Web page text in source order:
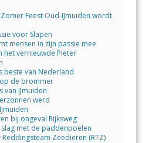
Feest Oud-IJmuiden wordt
voor Slapen
mensen in zijn passie mee
het vernieuwde Pieter
beste van Nederland
de brommer
van IJmuiden
werd
bij ongeval Rijksweg
met de paddenpoelen
Zeedieren (RTZ)